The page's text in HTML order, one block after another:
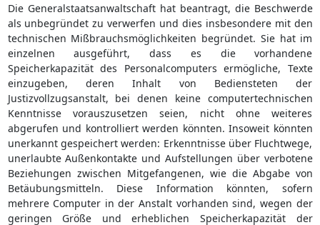
Die Generalstaatsanwaltschaft hat beantragt, die Beschwerde
als unbegründet zu verwerfen und dies insbesondere mit den
technischen Mißbrauchsmöglichkeiten begründet. Sie hat im
einzelnen ausgeführt, dass es die vorhandene
Speicherkapazität des Personalcomputers ermögliche, Texte
einzugeben, deren Inhalt von Bediensteten der
Justizvollzugsanstalt, bei denen keine computertechnischen
Kenntnisse vorauszusetzen seien, nicht ohne weiteres
abgerufen und kontrolliert werden könnten. Insoweit könnten
unerkannt gespeichert werden: Erkenntnisse über Fluchtwege,
unerlaubte Außenkontakte und Aufstellungen über verbotene
Beziehungen zwischen Mitgefangenen, wie die Abgabe von
Betäubungsmitteln. Diese Information könnten, sofern
mehrere Computer in der Anstalt vorhanden sind, wegen der
geringen Größe und erheblichen Speicherkapazität der